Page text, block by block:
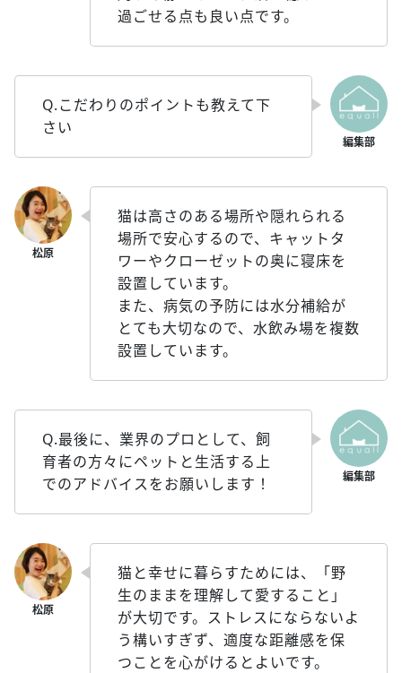
過ごせる点も良い点です。
Q.こだわりのポイントも教えて下
さい
猫は高さのある場所や隠れられる
場所で安心するので、キャットタ
ワーやクローゼットの奥に寝床を
設置しています。
また、病気の予防には水分補給が
とても大切なので、水飲み場を複数
設置しています。
Q.最後に、業界のプロとして、飼
育者の方々にペットと生活する上
でのアドバイスをお願いします！
猫と幸せに暮らすためには、「野
生のままを理解して愛すること」
が大切です。ストレスにならないよ
う構いすぎず、適度な距離感を保
つことを心がけるとよいです。